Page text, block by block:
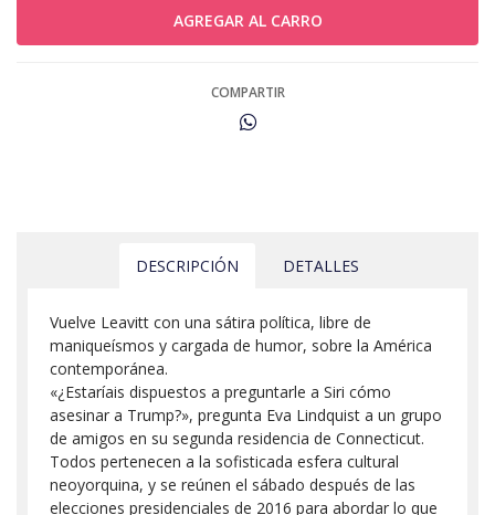
COMPARTIR
DESCRIPCIÓN DETALLES
Vuelve Leavitt con una sátira política, libre de
maniqueísmos y cargada de humor, sobre la América
contemporánea.
«¿Estaríais dispuestos a preguntarle a Siri cómo
asesinar a Trump?», pregunta Eva Lindquist a un grupo
de amigos en su segunda residencia de Connecticut.
Todos pertenecen a la sofisticada esfera cultural
neoyorquina, y se reúnen el sábado después de las
elecciones presidenciales de 2016 para abordar lo que